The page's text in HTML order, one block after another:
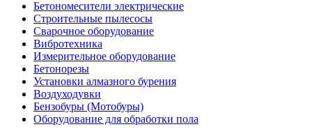
Бетономесители электрические
Строительные пылесосы
Сварочное оборудование
Вибротехника
Измерительное оборудование
Бетонорезы
Установки алмазного бурения
Воздуходувки
Бензобуры (Мотобуры)
Оборудование для обработки пола